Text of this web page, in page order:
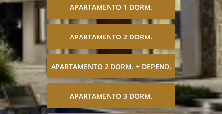
APARTAMENTO 1 DORM.
APARTAMENTO 2 DORM.
APARTAMENTO 2 DORM. + DEPEND.
APARTAMENTO 3 DORM.